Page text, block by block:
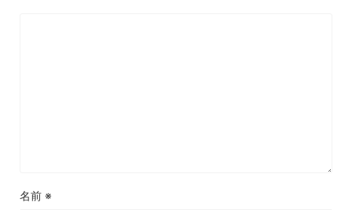
名前 ※